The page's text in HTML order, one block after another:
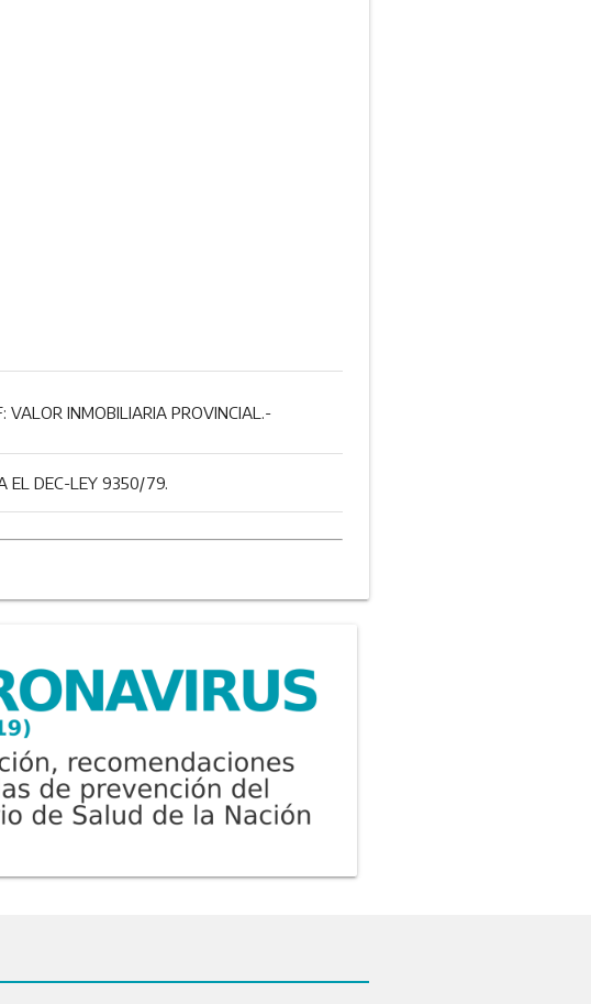
INMOBILIARIA PROVINCIAL.-
EL DEC-LEY 9350/79.